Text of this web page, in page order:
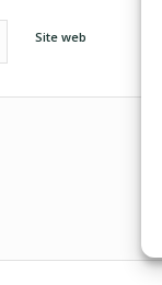
Site web